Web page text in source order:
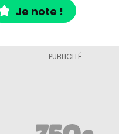
Je note !